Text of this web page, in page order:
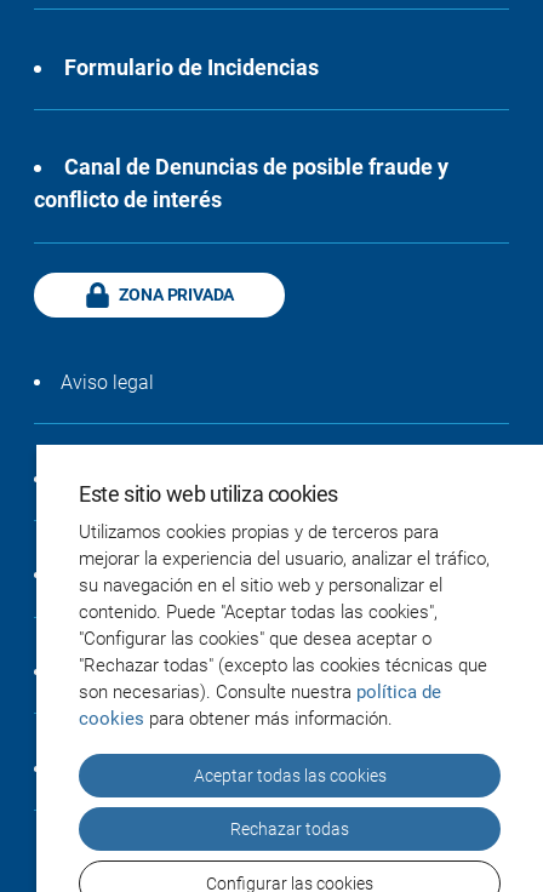
Formulario de Incidencias
Canal de Denuncias de posible fraude y
conflicto de interés
ZONA PRIVADA
Aviso legal
Política de cookies
Accesibilidad
Créditos
Este sitio web utiliza cookies
Utilizamos cookies propias y de terceros para
mejorar la experiencia del usuario, analizar el tráfico,
su navegación en el sitio web y personalizar el
contenido. Puede "Aceptar todas las cookies",
"Configurar las cookies" que desea aceptar o
"Rechazar todas" (excepto las cookies técnicas que
son necesarias). Consulte nuestra política de
cookies para obtener más información.
Aceptar todas las cookies
Rechazar todas
Configurar las cookies